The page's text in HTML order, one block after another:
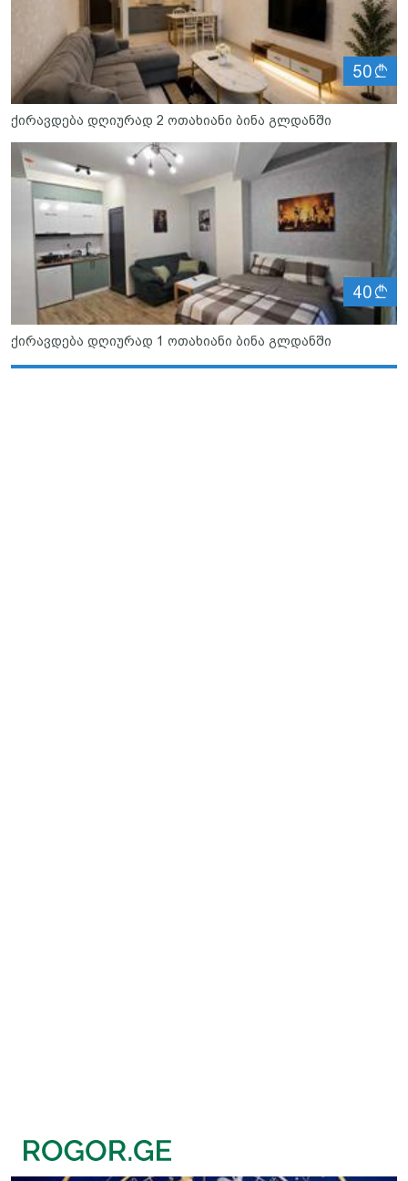
50
ქირავდება დღიურად 2 ოთახიანი ბინა გლდანში
40
ქირავდება დღიურად 1 ოთახიანი ბინა გლდანში